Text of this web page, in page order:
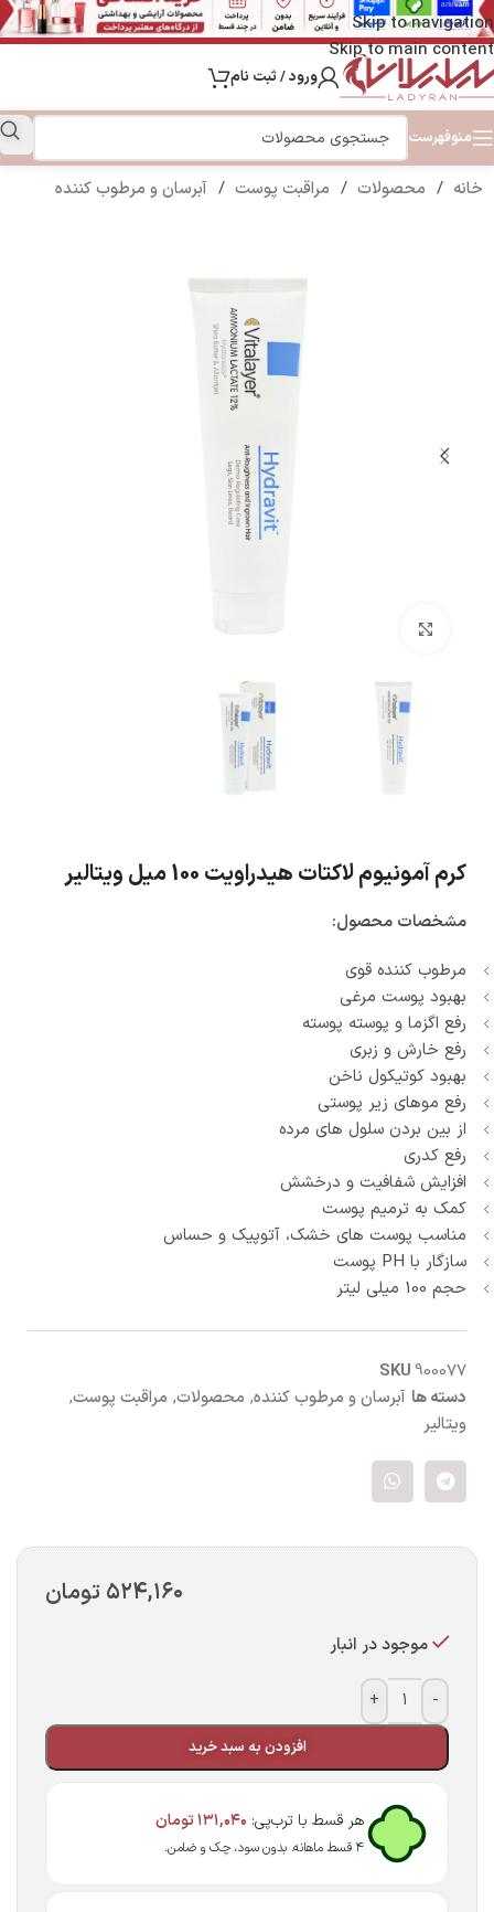
Skip to navigation
Skip to main content
ورود / ثبت نام
منوفهرست
خانه / محصولات / مراقبت پوست / آبرسان و مرطوب کننده
کرم آمونیوم لاکتات هیدراویت 100 میل ویتالیر
مشخصات محصول:
مرطوب کننده قوی
بهبود پوست مرغی
رفع اگزما و پوسته پوسته
رفع خارش و زبری
بهبود کوتیکول ناخن
رفع موهای زیر پوستی
از بین بردن سلول های مرده
رفع کدری
افزایش شفافیت و درخشش
کمک به ترمیم پوست
مناسب پوست های خشک، آتوپیک و حساس
سازگار با PH پوست
حجم 100 میلی لیتر
SKU900077
دسته ها آبرسان و مرطوب کننده, محصولات, مراقبت پوست,
ویتالیر
۵۲۴,۱۶۰ تومان
موجود در انبار
-
+
افزودن به سبد خرید
هر قسط با ترب‌پی: ۱۳۱,۰۴۰تومان
۴ قسط ماهانه. بدون سود، چک و ضامن.